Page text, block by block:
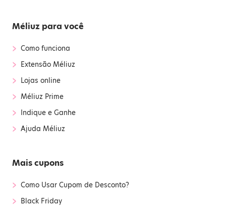
Méliuz para você
› Como funciona
› Extensão Méliuz
› Lojas online
› Méliuz Prime
› Indique e Ganhe
› Ajuda Méliuz
Mais cupons
› Como Usar Cupom de Desconto?
› Black Friday